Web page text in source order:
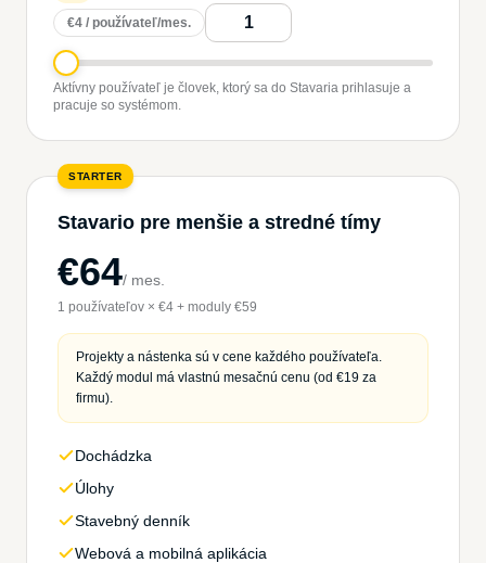
€4 / používateľ/mes.
Aktívny používateľ je človek, ktorý sa do Stavaria prihlasuje a
pracuje so systémom.
STARTER
Stavario pre menšie a stredné tímy
€64/ mes.
1 používateľov × €4 + moduly €59
Projekty a nástenka sú v cene každého používateľa.
Každý modul má vlastnú mesačnú cenu (od €19 za
firmu).
Dochádzka
Úlohy
Stavebný denník
Webová a mobilná aplikácia